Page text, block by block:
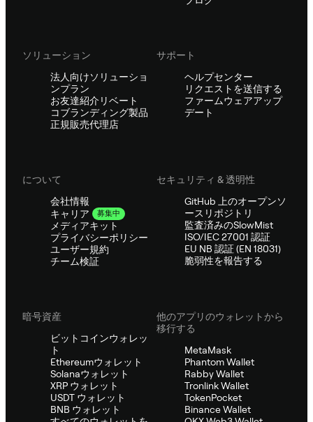
ソリューション
法人向けソリューショ
ンプラン
お友達紹介リベート
コブランディング製品
正規販売代理店
サポート
ヘルプセンター
リクエストを送信する
ファームウェアアップ
デート
について
会社情報
キャリア
募集中
メディアキット
プライバシーポリシー
ユーザー規約
チーム検証
セキュリティ & 透明性
GitHub 上のオープンソ
ースリポジトリ
監査済みのSlowMist
ISO/IEC 27001 認証
EU NB 認証 (EN 18031)
脆弱性を報告する
暗号資産
ビットコインウォレッ
ト
Ethereumウォレット
Solanaウォレット
XRP ウォレット
USDT ウォレット
BNB ウォレット
他のアプリのウォレットから
移行する
MetaMask
Phantom Wallet
Rabby Wallet
Tronlink Wallet
TokenPocket
Binance Wallet